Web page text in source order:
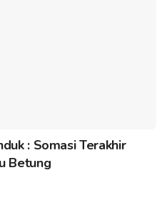
: Somasi Terakhir
Betung